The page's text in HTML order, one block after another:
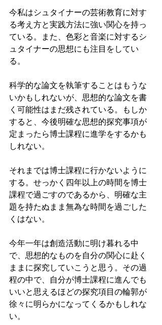
今私はシュタイナーの芸術教育に対す
る考え方と実践方法に強い関心を持っ
ている。また、色彩と音楽に対するシ
ュタイナーの思想にも注目をしてい
る。
科学的な論文を執筆することはもうな
いかもしれないが、思想的な論文を書
く可能性はまだ残されている。もしか
すると、今後明確な思想的探究事項が
定まったら博士課程に進学をするかも
しれない。
それまでは博士課程に行かないように
する。せっかく四年以上の時間を博士
課程で過ごすのであるから、明確な主
題を持たぬまま無為な時間を過ごした
くはない。
今年一年は創造活動に明け暮れる中
で、思想的なものを自分の関心に赴く
ままに探究していこうと思う。その過
程の中で、自分が博士課程に進んでも
いいと思えるほどの探究項目の輪郭が
徐々に明らかになってくるかもしれな
い。